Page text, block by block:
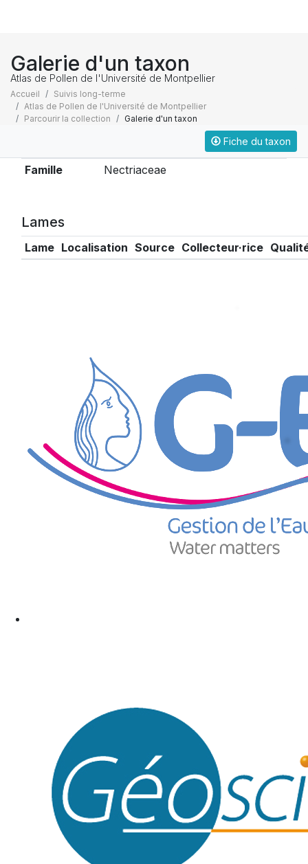
Galerie d'un taxon
Atlas de Pollen de l'Université de Montpellier
Accueil
Suivis long-terme
Atlas de Pollen de l'Université de Montpellier
Parcourir la collection
Galerie d'un taxon
Fiche du taxon
Famille Nectriaceae
Lames
Lame Localisation Source Collecteur·rice